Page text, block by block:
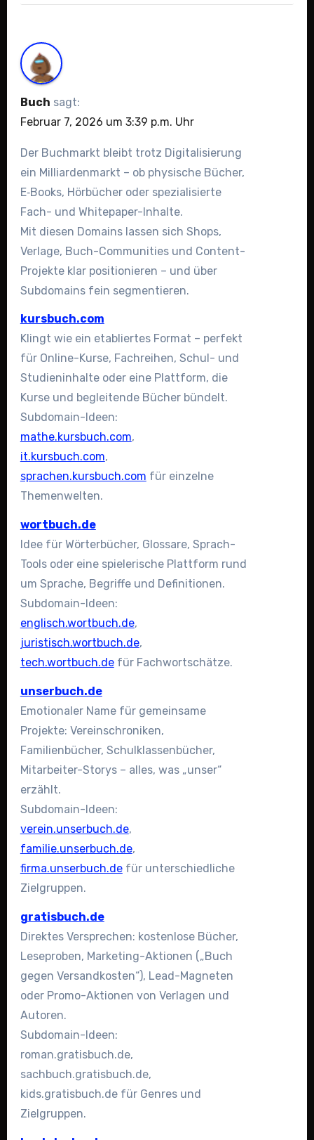
Buch sagt:
Februar 7, 2026 um 3:39 p.m. Uhr
Der Buchmarkt bleibt trotz Digitalisierung
ein Milliardenmarkt – ob physische Bücher,
E‑Books, Hörbücher oder spezialisierte
Fach- und Whitepaper-Inhalte.
Mit diesen Domains lassen sich Shops,
Verlage, Buch-Communities und Content-
Projekte klar positionieren – und über
Subdomains fein segmentieren.
kursbuch.com
Klingt wie ein etabliertes Format – perfekt
für Online-Kurse, Fachreihen, Schul- und
Studieninhalte oder eine Plattform, die
Kurse und begleitende Bücher bündelt.
Subdomain-Ideen:
mathe.kursbuch.com,
it.kursbuch.com,
sprachen.kursbuch.com für einzelne
Themenwelten.
wortbuch.de
Idee für Wörterbücher, Glossare, Sprach-
Tools oder eine spielerische Plattform rund
um Sprache, Begriffe und Definitionen.
Subdomain-Ideen:
englisch.wortbuch.de,
juristisch.wortbuch.de,
tech.wortbuch.defür Fachwortschätze.
unserbuch.de
Emotionaler Name für gemeinsame
Projekte: Vereinschroniken,
Familienbücher, Schulklassenbücher,
Mitarbeiter-Storys – alles, was „unser“
erzählt.
Subdomain-Ideen:
verein.unserbuch.de,
familie.unserbuch.de,
firma.unserbuch.defür unterschiedliche
Zielgruppen.
gratisbuch.de
Direktes Versprechen: kostenlose Bücher,
Leseproben, Marketing-Aktionen („Buch
gegen Versandkosten“), Lead-Magneten
oder Promo-Aktionen von Verlagen und
Autoren.
Subdomain-Ideen:
roman.gratisbuch.de,
sachbuch.gratisbuch.de,
kids.gratisbuch.de für Genres und
Zielgruppen.